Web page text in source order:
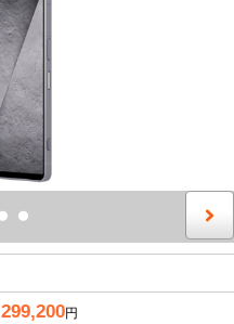
299,200円